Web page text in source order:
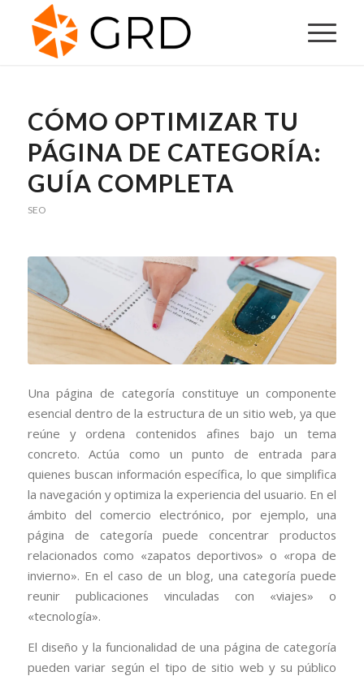
CÓMO OPTIMIZAR TU
PÁGINA DE CATEGORÍA:
GUÍA COMPLETA
SEO
Una página de categoría constituye un componente
esencial dentro de la estructura de un sitio web, ya que
reúne y ordena contenidos afines bajo un tema
concreto. Actúa como un punto de entrada para
quienes buscan información específica, lo que simplifica
la navegación y optimiza la experiencia del usuario. En el
ámbito del comercio electrónico, por ejemplo, una
página de categoría puede concentrar productos
relacionados como «zapatos deportivos» o «ropa de
invierno». En el caso de un blog, una categoría puede
reunir publicaciones vinculadas con «viajes» o
«tecnología».
El diseño y la funcionalidad de una página de categoría
pueden variar según el tipo de sitio web y su público